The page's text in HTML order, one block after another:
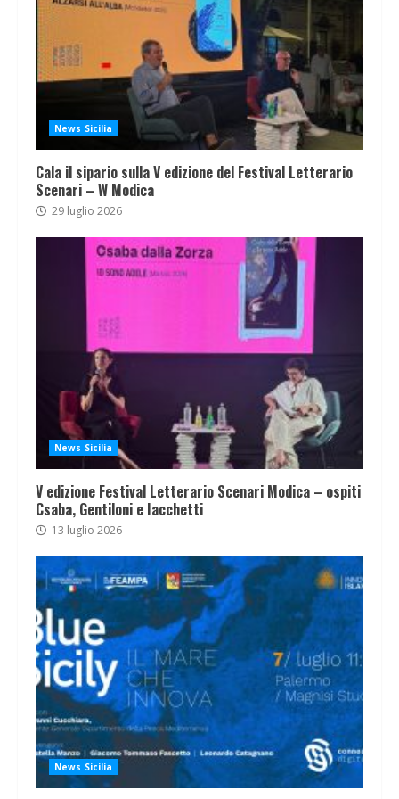
News Sicilia
Cala il sipario sulla V edizione del Festival Letterario
Scenari – W Modica
29 luglio 2026
News Sicilia
V edizione Festival Letterario Scenari Modica – ospiti
Csaba, Gentiloni e Iacchetti
13 luglio 2026
News Sicilia